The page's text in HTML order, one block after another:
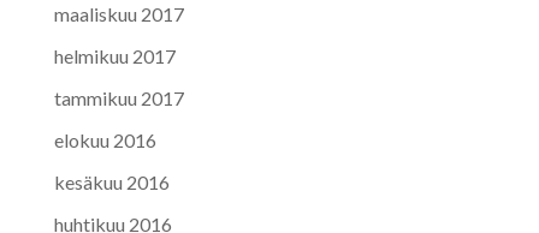
maaliskuu 2017
helmikuu 2017
tammikuu 2017
elokuu 2016
kesäkuu 2016
huhtikuu 2016